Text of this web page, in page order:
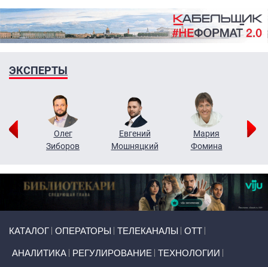
ЭКСПЕРТЫ
Олег
Зиборов
Евгений
Мошняцкий
Мария
Фомина
КАТАЛОГ ОПЕРАТОРЫ ТЕЛЕКАНАЛЫ ОТТ
АНАЛИТИКА РЕГУЛИРОВАНИЕ ТЕХНОЛОГИИ